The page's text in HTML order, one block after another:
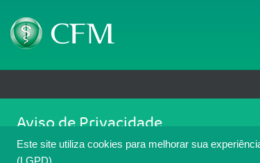
Este site utiliza cookies para melhorar sua
SGAS 616, Conjunto D, Lote 115, L2 Sul, Brasília/DF - CEP:
Copyright 2026 CFM. Todos os direitos reservados.
Aviso de Privacidade
Nós usamos cookies para melhorar sua
cookies. Para ter mais informações sobre como isso